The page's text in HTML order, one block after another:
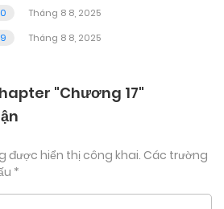
Tháng 8 8, 2025
Tháng 8 8, 2025
"Chương 17"
được hiển thị công khai. Các trường
*